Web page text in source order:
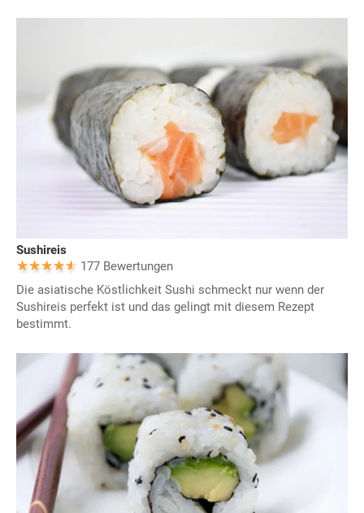
Sushireis
177 Bewertungen
Die asiatische Köstlichkeit Sushi schmeckt nur wenn der
Sushireis perfekt ist und das gelingt mit diesem Rezept
bestimmt.